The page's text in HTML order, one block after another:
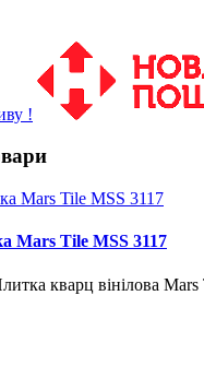
!
Mars Tile MSS 3117
кварц вінілова